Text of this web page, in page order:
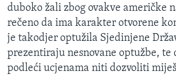
duboko žali zbog ovakve američke
rečeno da ima karakter otvorene
je takodjer optužila Sjedinjene
prezentiraju nesnovane optužbe, te
podleći ucjenama niti dozvoliti